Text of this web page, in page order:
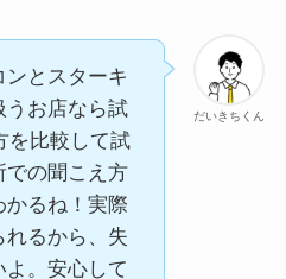
だいきちくん
とスターキ
うお店なら試
を比較して試
での聞こえ方
かるね！実際
れるから、失
。安心して